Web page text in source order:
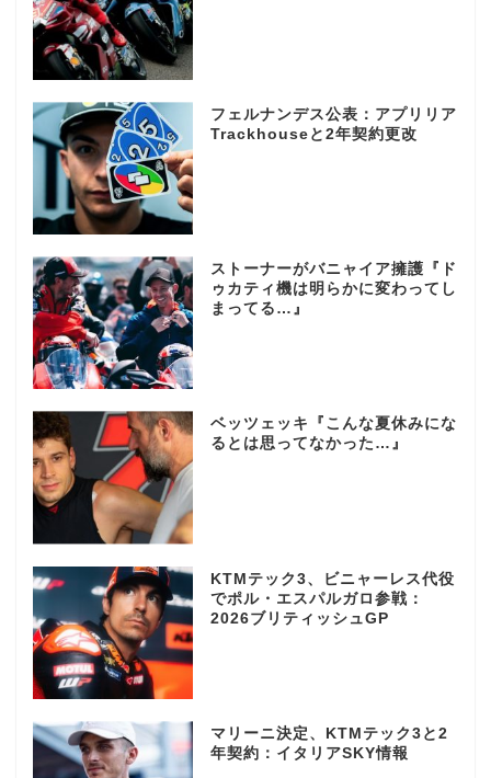
フェルナンデス公表：アプリリア
Trackhouseと2年契約更改
ストーナーがバニャイア擁護『ド
ゥカティ機は明らかに変わってし
まってる…』
ベッツェッキ『こんな夏休みにな
るとは思ってなかった…』
KTMテック3、ビニャーレス代役
でポル・エスパルガロ参戦：
2026ブリティッシュGP
マリーニ決定、KTMテック3と2
年契約：イタリアSKY情報